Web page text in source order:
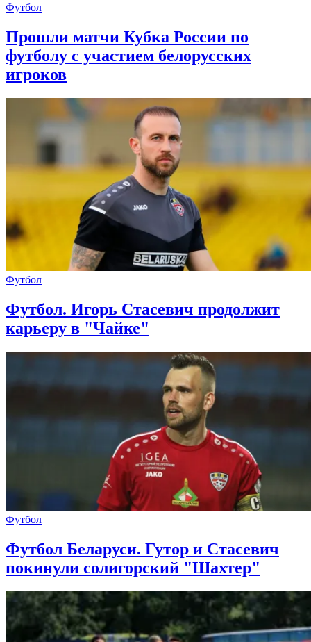
Футбол
Прошли матчи Кубка России по
футболу с участием белорусских
игроков
Футбол
Футбол. Игорь Стасевич продолжит
карьеру в "Чайке"
Футбол
Футбол Беларуси. Гутор и Стасевич
покинули солигорский "Шахтер"